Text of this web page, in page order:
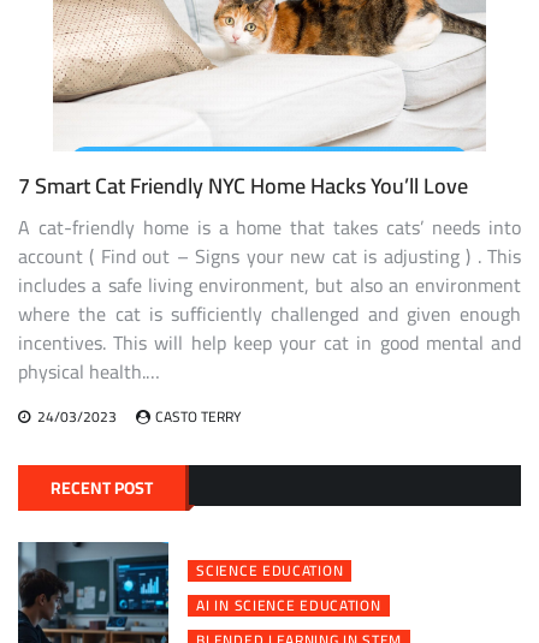
7 Smart Cat Friendly NYC Home Hacks You’ll Love
A cat-friendly home is a home that takes cats’ needs into
account ( Find out – Signs your new cat is adjusting ) . This
includes a safe living environment, but also an environment
where the cat is sufficiently challenged and given enough
incentives. This will help keep your cat in good mental and
physical health.…
24/03/2023 CASTO TERRY
RECENT POST
SCIENCE EDUCATION
AI IN SCIENCE EDUCATION